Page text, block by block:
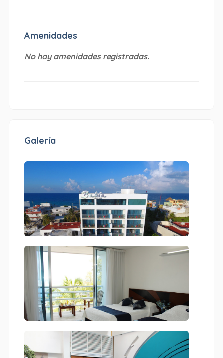
Amenidades
No hay amenidades registradas.
Galería